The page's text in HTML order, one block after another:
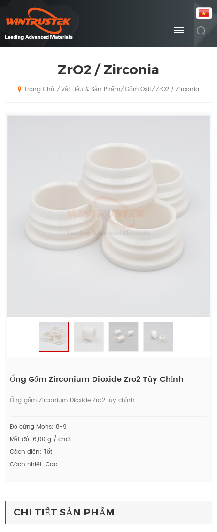
ZrO2 / Zirconia
Trang Chủ / Vật Liệu & Sản Phẩm/ Gốm Oxit/ ZrO2 / Zirconia
Ống Gốm Zirconium Dioxide Zro2 Tùy Chỉnh
Ống gốm Zirconium Dioxide Zro2 tùy chỉnh
Độ cứng Mohs: 8-9
Mật độ: 6,00 g / cm3
Cách điện: Tốt
Cách nhiệt: Cao
CHI TIẾT SẢN PHẨM